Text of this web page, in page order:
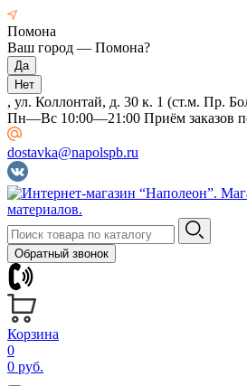
Помона
Ваш город — Помона?
, ул. Коллонтай, д. 30 к. 1 (ст.м. Пр.
Пн—Вс 10:00—21:00 Приём заказов
dostavka@napolspb.ru
Обратный звонок
Корзина
0
0 руб.